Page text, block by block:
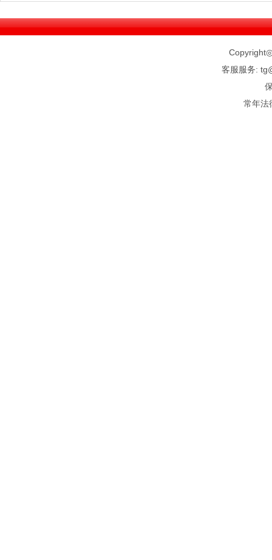
客服服务:
常年法